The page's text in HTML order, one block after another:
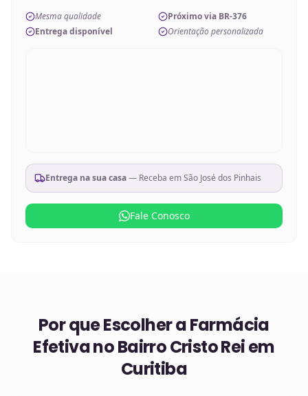
Mesma qualidade
Próximo via BR-376
Entrega disponível
Orientação personalizada
Entrega na sua casa— Receba emSão José dos Pinhais
Fale Conosco
Por que Escolher a Farmácia
Efetiva noBairro Cristo Rei em
Curitiba